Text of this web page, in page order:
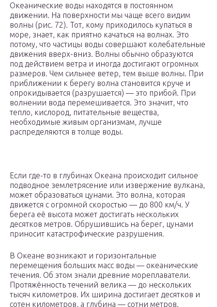
Океанические воды находятся в постоянном
движении. На поверхности мы чаще всего видим
волны (рис. 72). Тот, кому приходилось купаться в
море, знает, как приятно качаться на волнах. Это
потому, что частицы воды совершают колебательные
движения вверх-вниз. Волны обычно образуются
под действием ветра и иногда достигают огромных
размеров. Чем сильнее ветер, тем выше волны. При
приближении к берегу волна становится круче и
опрокидывается (разрушается) — это прибой. При
волнении вода перемешивается. Это значит, что
тепло, кислород, питательные вещества,
необходимые живым организмам, лучше
распределяются в толще воды.
Если где-то в глубинах Океана происходит сильное
подводное землетрясение или извержение вулкана,
может образоваться цунами. Это волна, которая
движется с огромной скоростью — до 800 км/ч. У
берега её высота может достигать нескольких
десятков метров. Обрушившись на берег, цунами
приносит катастрофические разрушения.
В Океане возникают и горизонтальные
перемещения больших масс воды — океанические
течения. Об этом знали древние мореплаватели.
Протяжённость течений велика — до нескольких
тысяч километров. Их ширина достигает десятков и
сотен километров, а глубина — сотни метров.